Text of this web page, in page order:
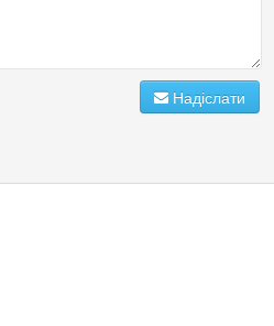
Надіслати